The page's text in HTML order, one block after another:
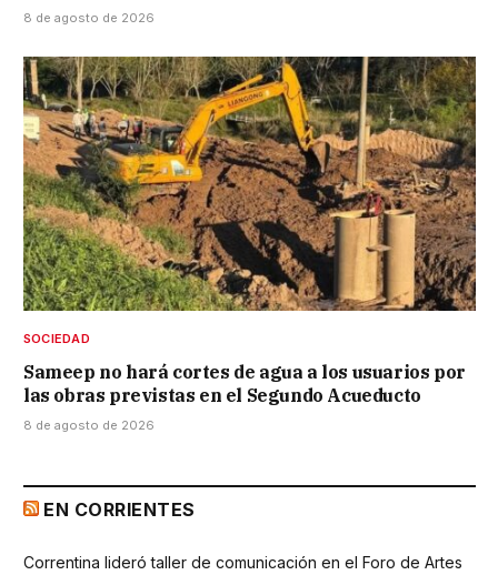
8 de agosto de 2026
SOCIEDAD
Sameep no hará cortes de agua a los usuarios por
las obras previstas en el Segundo Acueducto
8 de agosto de 2026
EN CORRIENTES
Correntina lideró taller de comunicación en el Foro de Artes